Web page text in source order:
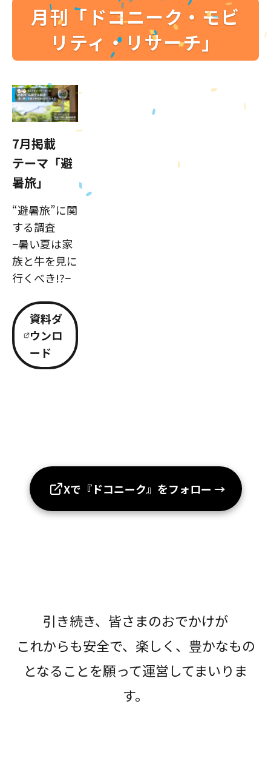
月刊「ドコニーク・モビ
リティ・リサーチ」
7月掲載
テーマ「避
暑旅」
“避暑旅”に関
する調査
−暑い夏は家
族と牛を見に
行くべき!?−
資料ダ
ウンロ
ード
Xで『ドコニーク』をフォロー →
引き続き、皆さまのおでかけが
これからも安全で、楽しく、豊かなもの
となることを願って運営してまいりま
す。